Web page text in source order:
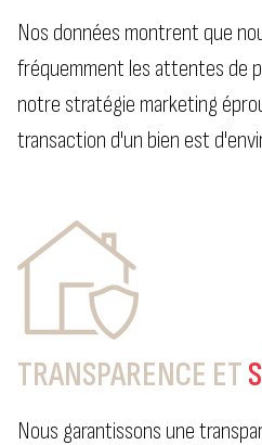
Nos données montrent que
fréquemment les attentes de
notre stratégie marketing
transaction d'un bien est
TRANSPARENCE ET
Nous garantissons une